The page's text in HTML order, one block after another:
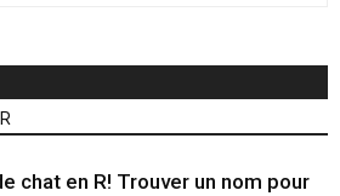
chat en R! Trouver un nom pour